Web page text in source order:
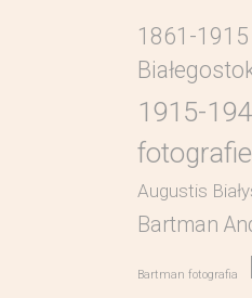
1861-
1915-
Augustis
Bartman
Bartman fotografia